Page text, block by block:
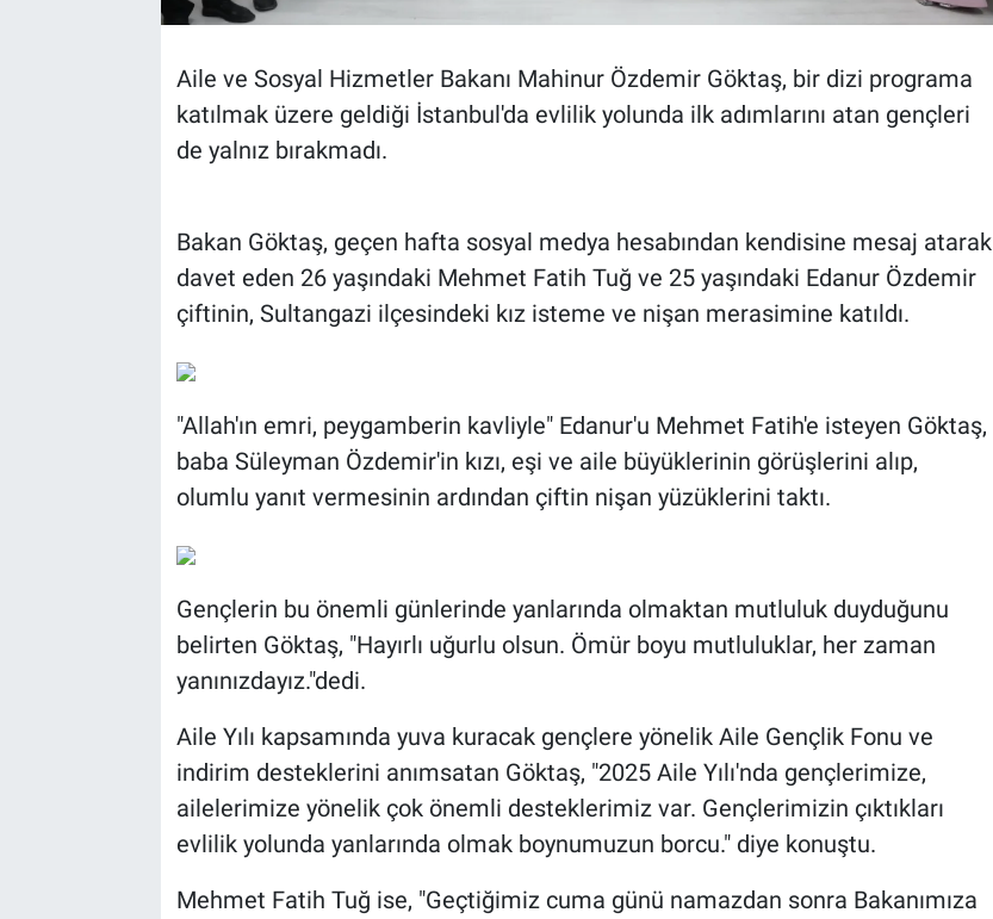
Aile ve Sosyal Hizmetler Bakanı Mahinur Özdemir Göktaş, bir dizi programa
katılmak üzere geldiği İstanbul'da evlilik yolunda ilk adımlarını atan gençleri
de yalnız bırakmadı.
Bakan Göktaş, geçen hafta sosyal medya hesabından kendisine mesaj atarak
davet eden 26 yaşındaki Mehmet Fatih Tuğ ve 25 yaşındaki Edanur Özdemir
çiftinin, Sultangazi ilçesindeki kız isteme ve nişan merasimine katıldı.
"Allah'ın emri, peygamberin kavliyle" Edanur'u Mehmet Fatih'e isteyen Göktaş,
baba Süleyman Özdemir'in kızı, eşi ve aile büyüklerinin görüşlerini alıp,
olumlu yanıt vermesinin ardından çiftin nişan yüzüklerini taktı.
Gençlerin bu önemli günlerinde yanlarında olmaktan mutluluk duyduğunu
belirten Göktaş, "Hayırlı uğurlu olsun. Ömür boyu mutluluklar, her zaman
yanınızdayız."dedi.
Aile Yılı kapsamında yuva kuracak gençlere yönelik Aile Gençlik Fonu ve
indirim desteklerini anımsatan Göktaş, "2025 Aile Yılı'nda gençlerimize,
ailelerimize yönelik çok önemli desteklerimiz var. Gençlerimizin çıktıkları
evlilik yolunda yanlarında olmak boynumuzun borcu." diye konuştu.
Mehmet Fatih Tuğ ise, "Geçtiğimiz cuma günü namazdan sonra Bakanımıza
HABERDE İNSAN
BİLİM VE TEKNOLOJİ